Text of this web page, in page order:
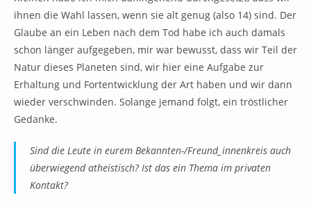
ihnen die Wahl lassen, wenn sie alt genug (also 14) sind. Der
Glaube an ein Leben nach dem Tod habe ich auch damals
schon länger aufgegeben, mir war bewusst, dass wir Teil der
Natur dieses Planeten sind, wir hier eine Aufgabe zur
Erhaltung und Fortentwicklung der Art haben und wir dann
wieder verschwinden. Solange jemand folgt, ein tröstlicher
Gedanke.
Sind die Leute in eurem Bekannten-/Freund_innenkreis auch
überwiegend atheistisch? Ist das ein Thema im privaten
Kontakt?